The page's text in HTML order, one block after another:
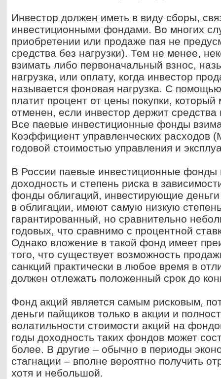
Инвестор должен иметь в виду сборы,
инвестиционными фондами. Во многих
приобретении или продаже пая не
средства без нагрузки). Тем не менее,
взимать либо первоначальный взнос,
нагрузка, или оплату, когда инвестор
называется фоновая нагрузка. С
платит процент от цены покупки,
отменен, если инвестор держит
Все паевые инвестиционные фонды
Коэффициент управленческих расходов
годовой стоимостью управления и
В России паевые инвестиционные
доходность и степень риска в
фонды облигаций, инвестирующие
в облигации, имеют самую низкую
гарантированный, но сравнительно
годовых, что сравнимо с процентной
Однако вложение в такой фонд имеет
того, что существует возможность
санкций практически в любое время в
должен отлежать положенный срок до
Фонд акций является самым рисковым,
деньги пайщиков только в акции и
волатильности стоимости акций на
годы доходность таких фондов может
более. В другие – обычно в периоды
стагнации – вполне вероятно получить
хотя и небольшой.